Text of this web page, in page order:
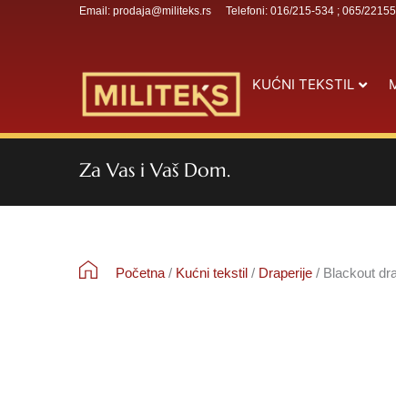
Email: prodaja@militeks.rs Telefoni: 016/215-534 ; 065/
KUĆNI TEKSTIL
Za Vas i Vaš Dom.
Početna / Kućni tekstil / Draperije / Blackout